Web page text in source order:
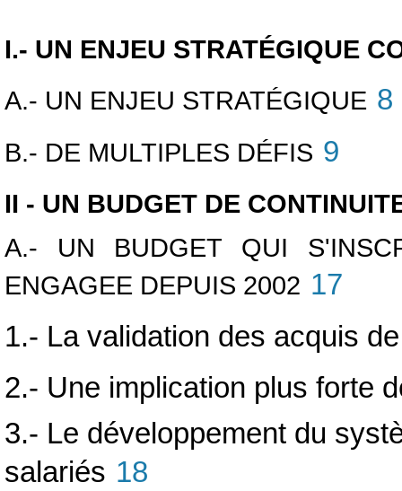
I.- UN ENJEU STRATÉGIQUE
A.- UN ENJEU STRATÉGIQUE 8
B.- DE MULTIPLES DÉFIS 9
II - UN BUDGET DE
A.- UN BUDGET QUI
ENGAGEE DEPUIS 2002 17
1.- La validation des acquis
2.- Une implication plus forte
3.- Le développement du
salariés 18